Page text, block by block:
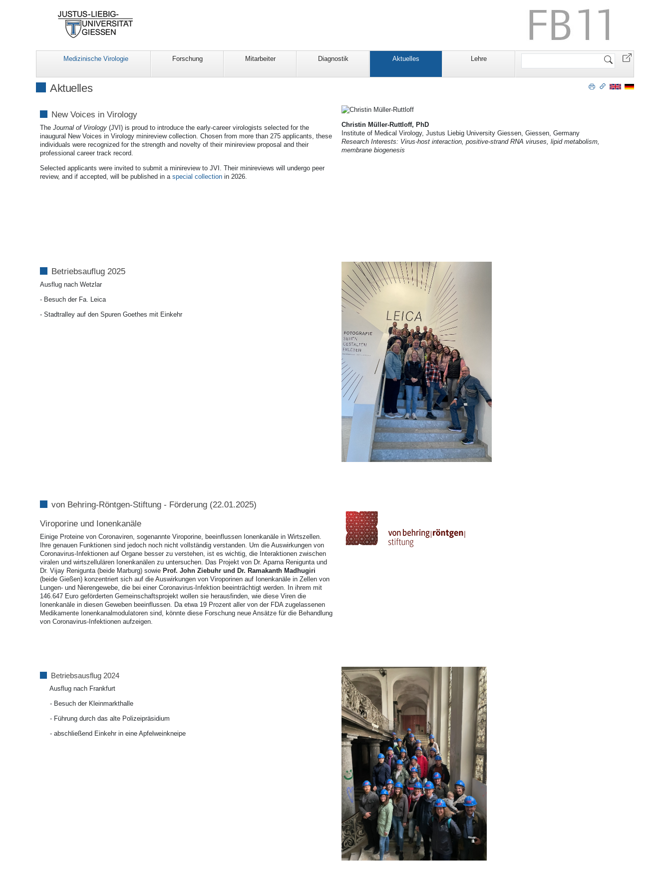
Medizinische Virologie Forschung Mitarbeiter Diagnostik Aktuelles Lehre
Website
Aktuelles
New Voices in Virology
The Journal of Virology (JVI) is proud to introduce the early-career virologists selected for the
inaugural New Voices in Virology minireview collection. Chosen from more than 275 applicants, these
individuals were recognized for the strength and novelty of their minireview proposal and their
professional career track record.
Selected applicants were invited to submit a minireview to JVI. Their minireviews will undergo peer
review, and if accepted, will be published in a special collection in 2026.
Christin Müller-Ruttloff, PhD
Institute of Medical Virology, Justus Liebig University Giessen, Giessen, Germany
Research Interests: Virus-host interaction, positive-strand RNA viruses, lipid metabolism,
membrane biogenesis
Betriebsauflug 2025
Ausflug nach Wetzlar
- Besuch der Fa. Leica
- Stadtralley auf den Spuren Goethes mit Einkehr
von Behring-Röntgen-Stiftung - Förderung (22.01.2025)
Viroporine und Ionenkanäle
Einige Proteine von Coronaviren, sogenannte Viroporine, beeinflussen Ionenkanäle in Wirtszellen.
Ihre genauen Funktionen sind jedoch noch nicht vollständig verstanden. Um die Auswirkungen von
Coronavirus-Infektionen auf Organe besser zu verstehen, ist es wichtig, die Interaktionen zwischen
viralen und wirtszellulären Ionenkanälen zu untersuchen. Das Projekt von Dr. Aparna Renigunta und
Dr. Vijay Renigunta (beide Marburg) sowie Prof. John Ziebuhr und Dr. Ramakanth Madhugiri
(beide Gießen) konzentriert sich auf die Auswirkungen von Viroporinen auf Ionenkanäle in Zellen von
Lungen- und Nierengewebe, die bei einer Coronavirus-Infektion beeinträchtigt werden. In ihrem mit
146.647 Euro geförderten Gemeinschaftsprojekt wollen sie herausfinden, wie diese Viren die
Ionenkanäle in diesen Geweben beeinflussen. Da etwa 19 Prozent aller von der FDA zugelassenen
Medikamente Ionenkanalmodulatoren sind, könnte diese Forschung neue Ansätze für die Behandlung
von Coronavirus-Infektionen aufzeigen.
Betriebsausflug 2024
Ausflug nach Frankfurt
- Besuch der Kleinmarkthalle
- Führung durch das alte Polizeipräsidium
- abschließend Einkehr in eine Apfelweinkneipe